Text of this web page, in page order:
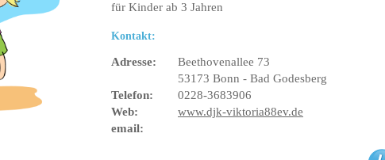
für Kinder ab 3 Jahren
Kontakt:
Adresse:
Beethovenallee 73
53173 Bonn - Bad Godesberg
Telefon:
0228-3683906
Web:
www.djk-viktoria88ev.de
email: